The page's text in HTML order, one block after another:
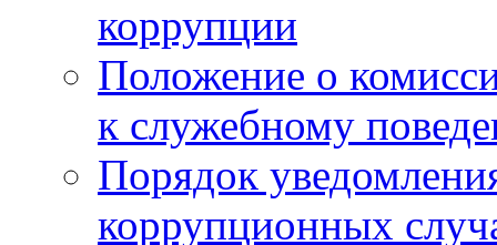
коррупции
Положение о
к служебному
Порядок
коррупционных